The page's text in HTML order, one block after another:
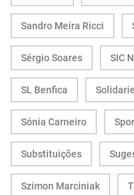
Sandro Meira Ricci
Sérgio Soares SIC
SL Benfica
Sónia Carneiro
Substituições
Szimon Marciniak